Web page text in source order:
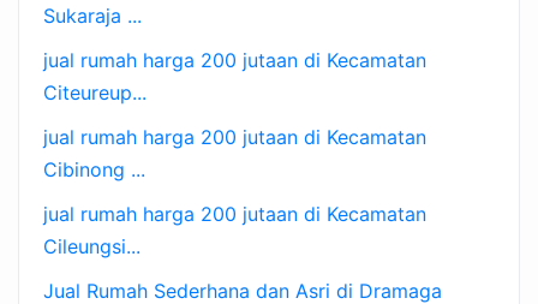
Sukaraja ...
jual rumah harga 200 jutaan di Kecamatan
Citeureup...
jual rumah harga 200 jutaan di Kecamatan
Cibinong ...
jual rumah harga 200 jutaan di Kecamatan
Cileungsi...
Jual Rumah Sederhana dan Asri di Dramaga